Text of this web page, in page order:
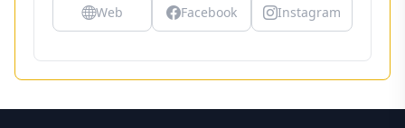
Web Facebook Instagram